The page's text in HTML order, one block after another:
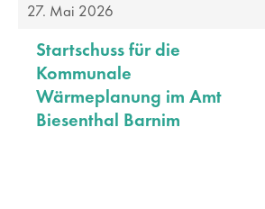
Anmelden
27. Mai 2026
Startschuss für die
Kommunale
Wärmeplanung im Amt
Biesenthal Barnim